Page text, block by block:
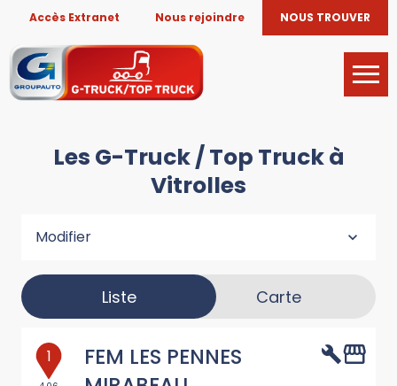
Accès Extranet Nous rejoindre NOUS TROUVER
Les G-Truck / Top Truck à
Vitrolles
Modifier
Liste Carte
1
FEM LES PENNES